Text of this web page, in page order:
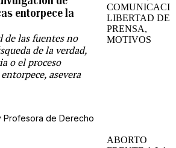
entorpece la
las fuentes no
de la verdad,
o el proceso
asevera
Profesora de Derecho